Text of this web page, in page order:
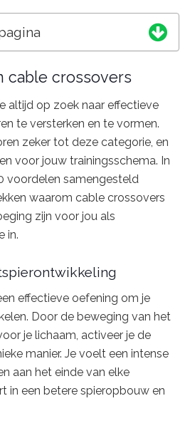
cable crossovers
altijd op zoek naar effectieve
te versterken en te vormen.
zeker tot deze categorie, en
voor jouw trainingsschema. In
voordelen samengesteld
waarom cable crossovers
zijn voor jou als
in.
effectieve oefening om je
Door de beweging van het
je lichaam, activeer je de
manier. Je voelt een intense
aan het einde van elke
in een betere spieropbouw en